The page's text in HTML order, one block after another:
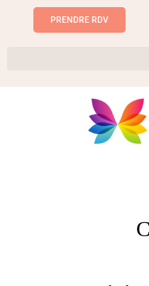
PRENDRE RDV